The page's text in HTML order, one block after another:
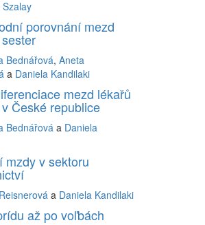
Szalay
porovnání mezd
Bednářová,Aneta
a Daniela Kandilaki
mezd lékařů
České republice
Bednářováa Daniela
mzdy v sektoru
a Daniela Kandilaki
až po voľbách